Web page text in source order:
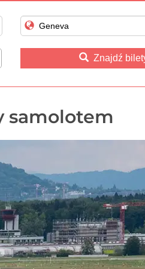
Znajdź
samolotem